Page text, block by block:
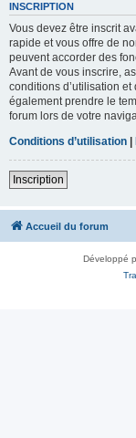
INSCRIPTION
Vous devez être inscrit
rapide et vous offre de
peuvent accorder des
Avant de vous inscrire,
conditions d’utilisation
également prendre le
forum lors de votre
Conditions d’utilisation |
Inscription
Accueil du forum
Développé